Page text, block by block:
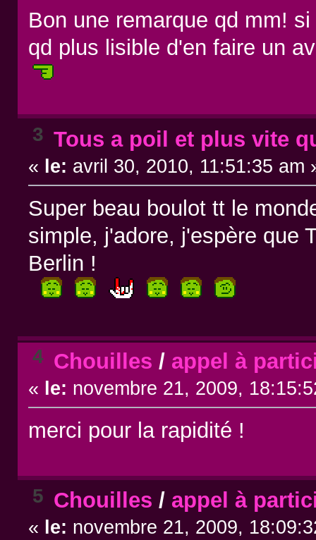
Bon une remarque qd mm!
qd plus lisible d'en faire un
3 Tous a poil et plus vite
« le: avril 30, 2010, 11:51:35 am
Super beau boulot tt le
simple, j'adore, j'espère que
Berlin !
4 Chouilles / appel à
« le: novembre 21, 2009,
merci pour la rapidité !
5 Chouilles / appel à
« le: novembre 21, 2009,